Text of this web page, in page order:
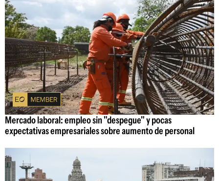
Mercado laboral: empleo sin "despegue" y pocas
expectativas empresariales sobre aumento de personal